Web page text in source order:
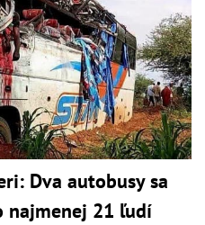
Dva autobusy sa
najmenej 21 ľudí